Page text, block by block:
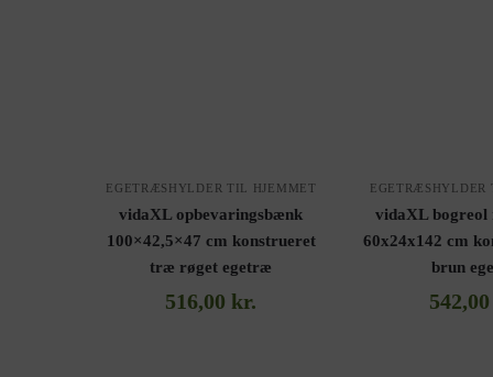
EGETRÆSHYLDER TIL HJEMMET
vidaXL opbevaringsbænk
100×42,5×47 cm konstrueret
træ røget egetræ
516,00 kr.
EGETRÆSHYLDER
vidaXL bogreol
60x24x142 cm
brun